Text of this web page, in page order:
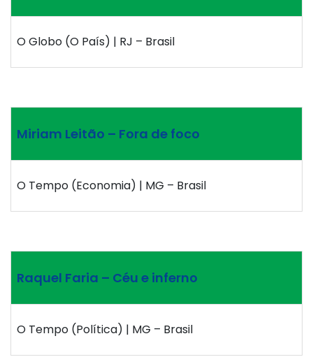
O Globo (O País) | RJ – Brasil
Miriam Leitão – Fora de foco
O Tempo (Economia) | MG – Brasil
Raquel Faria – Céu e inferno
O Tempo (Política) | MG – Brasil